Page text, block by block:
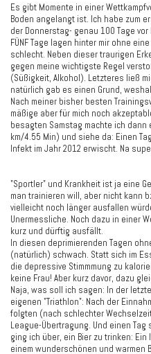
Es gibt Momente in einer
Boden angelangt ist. Ich habe zum
der Donnerstag- genau 100 Tage vor
FÜNF Tage lagen hinter mir ohne
schlecht. Neben dieser traurigen
gegen meine wichtigste Regel
(Süßigkeit, Alkohol). Letzteres ließ
natürlich gab es einen Grund,
Nach meiner bisher besten
mäßige aber für mich noch
besagten Samstag machte ich
km/4.55 Min) und siehe da: Einen
Infekt im Jahr 2012 erwischt. Na
"Sportler" und Krankheit ist ja eine
man trainieren will, aber nicht kann
vielleicht noch länger ausfallen
Unermessliche. Noch dazu in einer
kurz und dürftig ausfällt.
In diesen deprimierenden Tagen
(natürlich) schwach. Statt sich im
die depressive Stimmmung zu
keine Frau! Aber kurz davor, dazu
Naja, was soll ich sagen: In der
eigenen "Triathlon": Nach der
folgten (nach schlechter
League-Übertragung. Und einen
ging ich über, ein Bier zu trinken:
einem wunderschönen und warmen